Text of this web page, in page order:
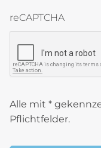
reCAPTCHA
Alle mit *
Pflichtfelder.